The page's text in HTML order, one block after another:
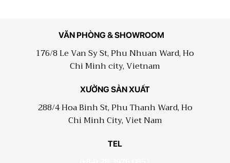
VĂN PHÒNG & SHOWROOM
176/8 Le Van Sy St, Phu Nhuan Ward, Ho
Chi Minh city, Vietnam
XƯỞNG SẢN XUẤT
288/4 Hoa Binh St, Phu Thanh Ward, Ho
Chi Minh City, Viet Nam
TEL